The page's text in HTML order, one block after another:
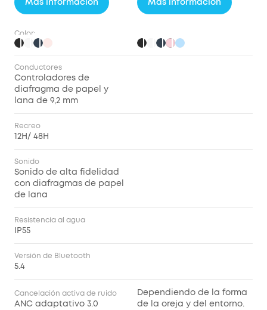
Color:
Conductores
Controladores de
diafragma de papel y
lana de 9,2 mm
Recreo
12H/ 48H
Sonido
Sonido de alta fidelidad
con diafragmas de papel
de lana
Resistencia al agua
IP55
Versión de Bluetooth
5.4
Cancelación activa de ruido
ANC adaptativo 3.0
Dependiendo de la forma
de la oreja y del entorno.